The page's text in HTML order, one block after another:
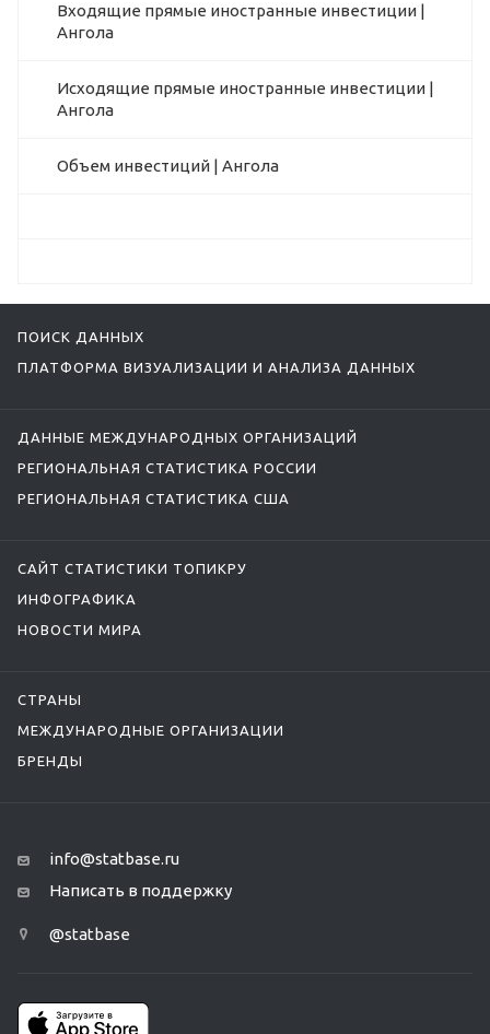
Входящие прямые иностранные инвестиции |
Ангола
Исходящие прямые иностранные инвестиции |
Ангола
Объем инвестиций | Ангола
ПОИСК ДАННЫХ
ПЛАТФОРМА ВИЗУАЛИЗАЦИИ И АНАЛИЗА ДАННЫХ
ДАННЫЕ МЕЖДУНАРОДНЫХ ОРГАНИЗАЦИЙ
РЕГИОНАЛЬНАЯ СТАТИСТИКА РОССИИ
РЕГИОНАЛЬНАЯ СТАТИСТИКА США
САЙТ СТАТИСТИКИ ТОПИКРУ
ИНФОГРАФИКА
НОВОСТИ МИРА
СТРАНЫ
МЕЖДУНАРОДНЫЕ ОРГАНИЗАЦИИ
БРЕНДЫ
info@statbase.ru
Написать в поддержку
@statbase